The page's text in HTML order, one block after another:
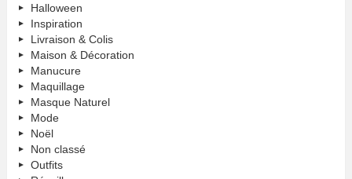
Halloween
Inspiration
Livraison & Colis
Maison & Décoration
Manucure
Maquillage
Masque Naturel
Mode
Noël
Non classé
Outfits